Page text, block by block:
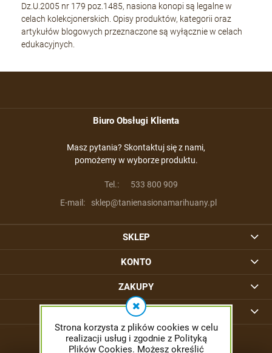
Strona korzysta z plików cookies w celu
realizacji usług i zgodnie z Polityką
Plików Cookies. Możesz określić
Dz.U.2005 nr 179 poz.1485, nasiona konopi są legalne w
celach kolekcjonerskich. Opisy produktów, kategorii oraz
artykułów blogowych przeznaczone są wyłącznie w celach
edukacyjnych.
Biuro Obsługi Klienta
Masz pytania? Skontaktuj się z nami,
pomożemy w wyborze produktu.
Tel.:
533 800 909
E-mail:
sklep@tanienasionamarihuany.pl
SKLEP
KONTO
ZAKUPY
INFORMACJE